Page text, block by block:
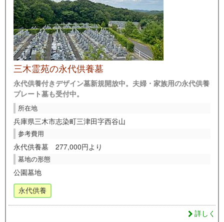
三木霊苑の永代供養墓
永代供養付きデザイン墓新規開放中。夫婦・家族用の永代供養
プレート墓も受付中。
所在地
兵庫県三木市志染町三津田字西谷山
参考費用
永代供養墓 277,000円より
墓地の形態
公園墓地
永代供養
詳しく